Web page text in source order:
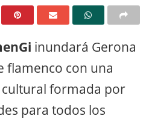
inundará Gerona
flamenco con una
formada por
para todos los